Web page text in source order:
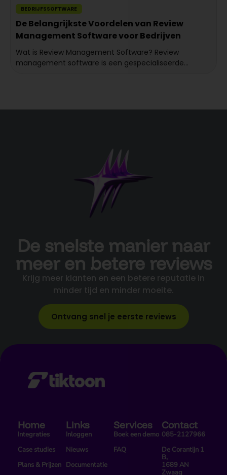
BEDRIJFSSOFTWARE
De Belangrijkste Voordelen van Review
Management Software voor Bedrijven
Wat is Review Management Software? Review
management software is een gespecialiseerde...
De snelste manier naar
meer en betere reviews
Krijg meer klanten en een betere reputatie in
minder tijd en minder moeite.
Ontvang snel je eerste reviews
Home
Integraties
Case studies
Plans & Prijzen
Links
Inloggen
Nieuws
Documentatie
Services
Boek een demo
FAQ
Contact
085-2127966
De Corantijn 1
B,
1689 AN
Zwaag